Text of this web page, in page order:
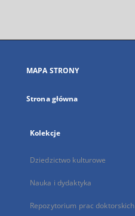
się
karcie
MAPA STRONY
Strona główna
Kolekcje
Dziedzictwo kulturowe
Nauka i dydaktyka
Repozytorium prac doktorskich